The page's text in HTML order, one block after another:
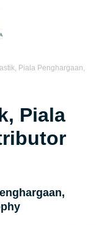
Piala Penghargaan,
Piala